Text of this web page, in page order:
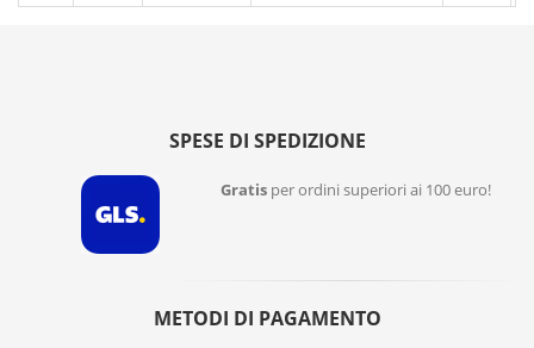
SPESE DI SPEDIZIONE
Gratis per ordini superiori ai 100 euro!
METODI DI PAGAMENTO